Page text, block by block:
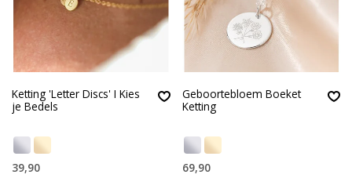
Ketting 'Letter Discs' I Kies
je Bedels
39,90
Geboortebloem Boeket
Ketting
69,90